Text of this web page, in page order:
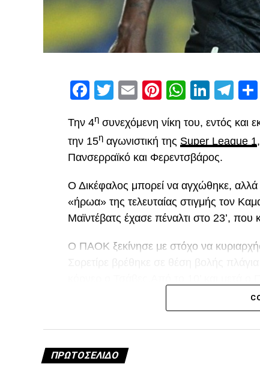
Facebook
Twitter
EmailPinterest
WhatsApp
Την 4η συνεχόμενη νίκη του, εντός
την 15η αγωνιστική της Super League 1
Πανσερραϊκό και Φερεντσβάρος.
Ο Δικέφαλος μπορεί να αγχώθηκε, αλλά
«ήρωα» της τελευταίας στιγμής τον
Μαϊντέβατς έχασε πέναλτι στο 23’,
Ο ΠΑΟΚ ξεκίνησε με στόχο να
«κεραυνό» του Λαχούντ έξω από την
ΠΡΩΤΟΣΈΛΙΔΟ